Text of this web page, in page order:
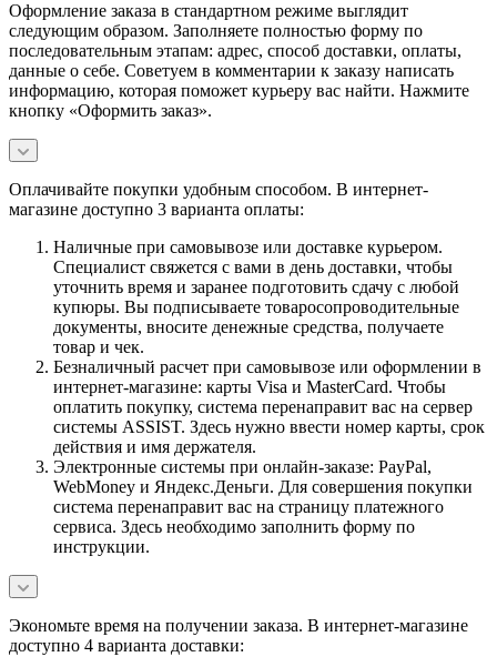
Оформление заказа в стандартном режиме выглядит
следующим образом. Заполняете полностью форму по
последовательным этапам: адрес, способ доставки, оплаты,
данные о себе. Советуем в комментарии к заказу написать
информацию, которая поможет курьеру вас найти. Нажмите
кнопку «Оформить заказ».
Оплачивайте покупки удобным способом. В интернет-
магазине доступно 3 варианта оплаты:
Наличные при самовывозе или доставке курьером.
Специалист свяжется с вами в день доставки, чтобы
уточнить время и заранее подготовить сдачу с любой
купюры. Вы подписываете товаросопроводительные
документы, вносите денежные средства, получаете
товар и чек.
Безналичный расчет при самовывозе или оформлении в
интернет-магазине: карты Visa и MasterCard. Чтобы
оплатить покупку, система перенаправит вас на сервер
системы ASSIST. Здесь нужно ввести номер карты, срок
действия и имя держателя.
Электронные системы при онлайн-заказе: PayPal,
WebMoney и Яндекс.Деньги. Для совершения покупки
система перенаправит вас на страницу платежного
сервиса. Здесь необходимо заполнить форму по
инструкции.
Экономьте время на получении заказа. В интернет-магазине
доступно 4 варианта доставки: